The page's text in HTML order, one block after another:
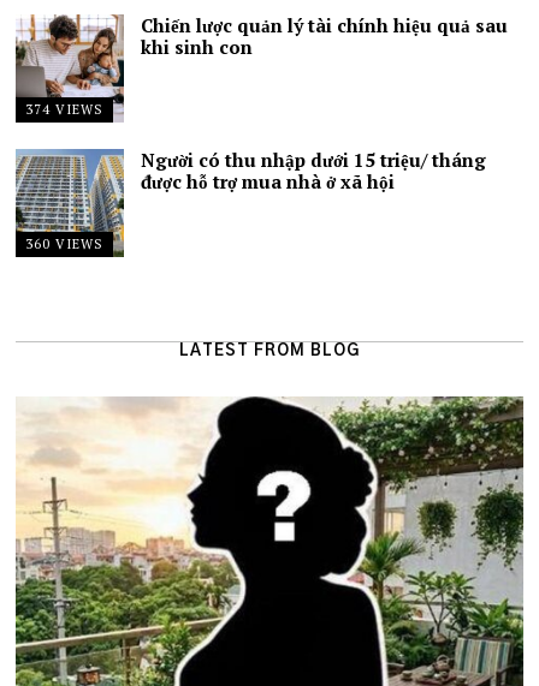
374 VIEWS
Chiến lược quản lý tài chính hiệu quả sau
khi sinh con
360 VIEWS
Người có thu nhập dưới 15 triệu/ tháng
được hỗ trợ mua nhà ở xã hội
LATEST FROM BLOG